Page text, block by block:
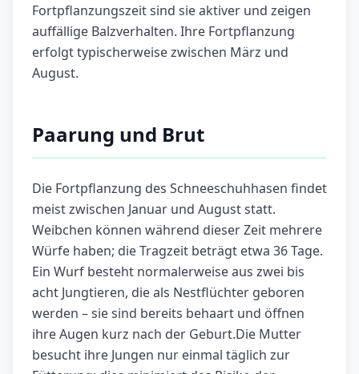
Fortpflanzungszeit sind sie aktiver und zeigen
auffällige Balzverhalten. Ihre Fortpflanzung
erfolgt typischerweise zwischen März und
August.
Paarung und Brut
Die Fortpflanzung des Schneeschuhhasen findet
meist zwischen Januar und August statt.
Weibchen können während dieser Zeit mehrere
Würfe haben; die Tragzeit beträgt etwa 36 Tage.
Ein Wurf besteht normalerweise aus zwei bis
acht Jungtieren, die als Nestflüchter geboren
werden – sie sind bereits behaart und öffnen
ihre Augen kurz nach der Geburt.Die Mutter
besucht ihre Jungen nur einmal täglich zur